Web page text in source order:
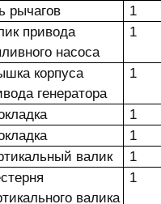
рычагов
1
привода
насоса
1
корпуса
генератора
1
1
1
валик
1
валика
1